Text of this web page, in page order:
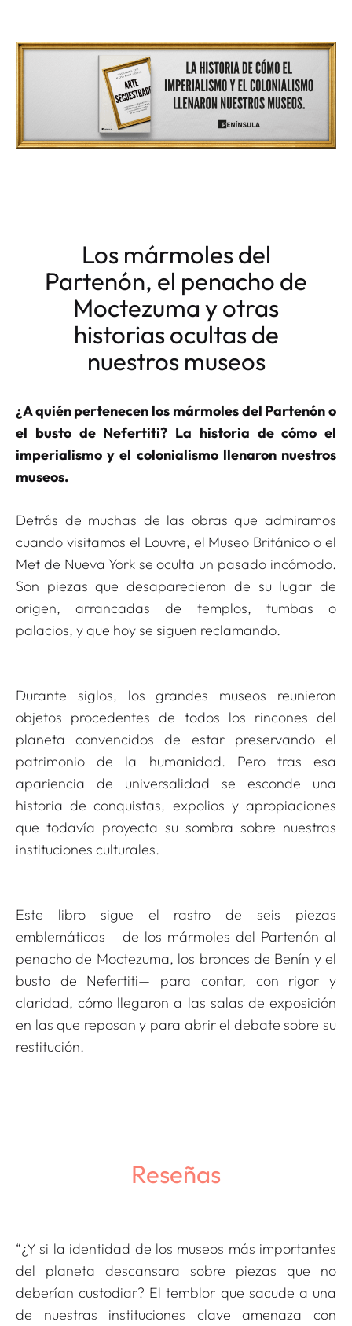
Los mármoles del
Partenón, el penacho de
Moctezuma y otras
historias ocultas de
nuestros museos
¿A quién pertenecen los mármoles del Partenón o
el busto de Nefertiti? La historia de cómo el
imperialismo y el colonialismo llenaron nuestros
museos.
Detrás de muchas de las obras que admiramos
cuando visitamos el Louvre, el Museo Británico o el
Met de Nueva York se oculta un pasado incómodo.
Son piezas que desaparecieron de su lugar de
origen, arrancadas de templos, tumbas o
palacios, y que hoy se siguen reclamando.
Durante siglos, los grandes museos reunieron
objetos procedentes de todos los rincones del
planeta convencidos de estar preservando el
patrimonio de la humanidad. Pero tras esa
apariencia de universalidad se esconde una
historia de conquistas, expolios y apropiaciones
que todavía proyecta su sombra sobre nuestras
instituciones culturales.
Este libro sigue el rastro de seis piezas
emblemáticas —de los mármoles del Partenón al
penacho de Moctezuma, los bronces de Benín y el
busto de Nefertiti— para contar, con rigor y
claridad, cómo llegaron a las salas de exposición
en las que reposan y para abrir el debate sobre su
restitución.
Reseñas
“¿Y si la identidad de los museos más importantes
del planeta descansara sobre piezas que no
deberían custodiar? El temblor que sacude a una
de nuestras instituciones clave amenaza con